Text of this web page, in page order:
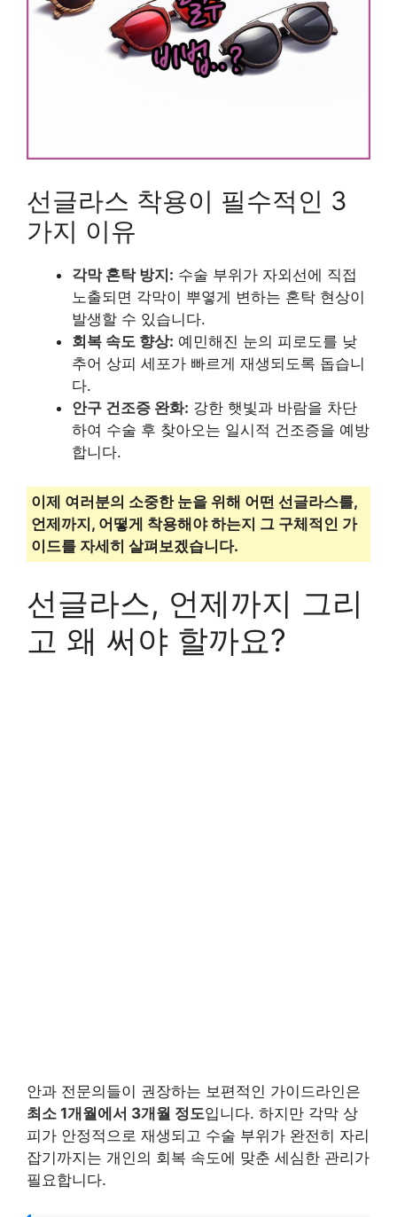
선글라스 착용이 필수적인 3
가지 이유
각막 혼탁 방지: 수술 부위가 자외선에 직접
노출되면 각막이 뿌옇게 변하는 혼탁 현상이
발생할 수 있습니다.
회복 속도 향상: 예민해진 눈의 피로도를 낮
추어 상피 세포가 빠르게 재생되도록 돕습니
다.
안구 건조증 완화: 강한 햇빛과 바람을 차단
하여 수술 후 찾아오는 일시적 건조증을 예방
합니다.
이제 여러분의 소중한 눈을 위해 어떤 선글라스를,
언제까지, 어떻게 착용해야 하는지 그 구체적인 가
이드를 자세히 살펴보겠습니다.
선글라스, 언제까지 그리
고 왜 써야 할까요?
안과 전문의들이 권장하는 보편적인 가이드라인은
최소 1개월에서 3개월 정도입니다. 하지만 각막 상
피가 안정적으로 재생되고 수술 부위가 완전히 자리
잡기까지는 개인의 회복 속도에 맞춘 세심한 관리가
필요합니다.